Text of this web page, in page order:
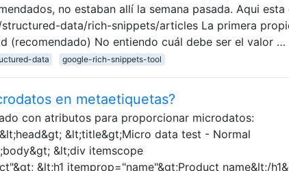
no estaban allí la semana pasada. Aqui esta
data/rich-snippets/articles La primera
(recomendado) No entiendo cuál debe ser el valor …
data google-rich-snippets-tool
en metaetiquetas?
con atributos para proporcionar microdatos:
&lt;title&gt;Micro data test - Normal
&lt;div itemscope
&lt;h1 itemprop="name"&gt;Product name&lt;/